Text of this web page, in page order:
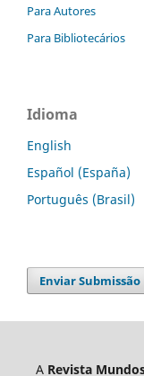
Para Autores
Para Bibliotecários
Idioma
English
Español (España)
Português (Brasil)
Enviar Submissão
A Revista